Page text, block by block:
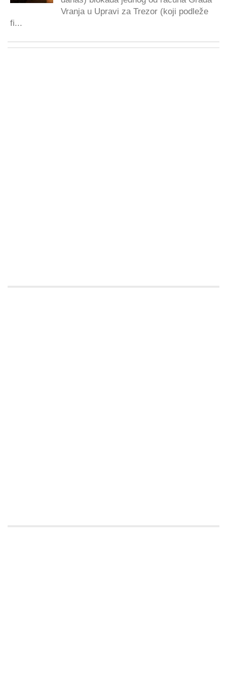
Vranja u Upravi za Trezor (koji podleže
fi...